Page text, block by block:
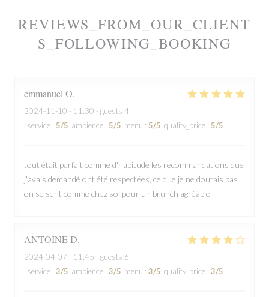
REVIEWS_FROM_OUR_CLIENT
S_FOLLOWING_BOOKING
emmanuel O
2024-11-10 - 11:30 - guests 4
service : 5/5 ambience : 5/5 menu : 5/5 quality_price : 5/5
tout était parfait comme d'habitude les recommandations que
j'avais demandé ont été respectées, ce que je ne doutais pas
on se sent comme chez soi pour un brunch agréable
ANTOINED
2024-04-07 - 11:45 - guests 6
service : 3/5 ambience : 3/5 menu : 3/5 quality_price : 3/5